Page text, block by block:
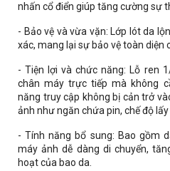
nhấn cổ điển giúp tăng cường sự
- Bảo vệ và vừa vặn: Lớp lót da
xác, mang lại sự bảo vệ toàn diện
- Tiện lợi và chức năng: Lỗ ren
chân máy trực tiếp mà không
năng truy cập không bị cản trở
ảnh như ngăn chứa pin, chế độ
- Tính năng bổ sung: Bao gồm
máy ảnh dễ dàng di chuyển,
hoạt của bao da.